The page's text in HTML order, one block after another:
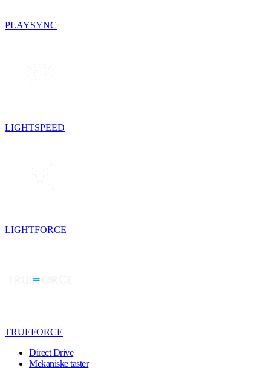
PLAYSYNC
LIGHTSPEED
LIGHTFORCE
TRUEFORCE
Direct Drive
Mekaniske taster